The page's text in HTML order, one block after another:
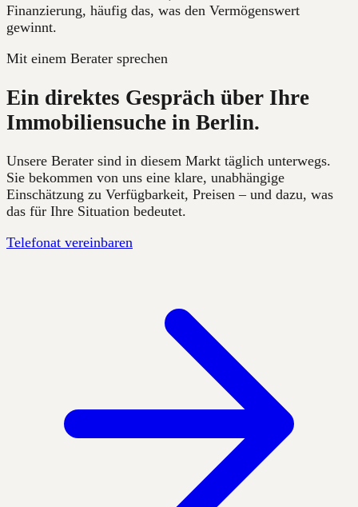
Finanzierung, häufig das, was den Vermögenswert
gewinnt.
Mit einem Berater sprechen
Ein direktes Gespräch über Ihre
Immobiliensuche in Berlin.
Unsere Berater sind in diesem Markt täglich unterwegs.
Sie bekommen von uns eine klare, unabhängige
Einschätzung zu Verfügbarkeit, Preisen – und dazu, was
das für Ihre Situation bedeutet.
Telefonat vereinbaren